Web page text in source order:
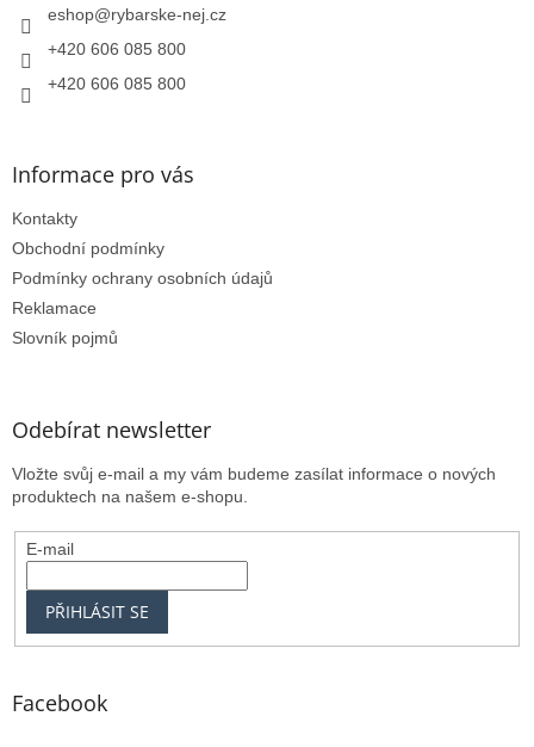
eshop@rybarske-nej.cz
+420 606 085 800
+420 606 085 800
Informace pro vás
Kontakty
Obchodní podmínky
Podmínky ochrany osobních údajů
Reklamace
Slovník pojmů
Odebírat newsletter
Vložte svůj e-mail a my vám budeme zasílat informace o nových
produktech na našem e-shopu.
E-mail
PŘIHLÁSIT SE
Facebook